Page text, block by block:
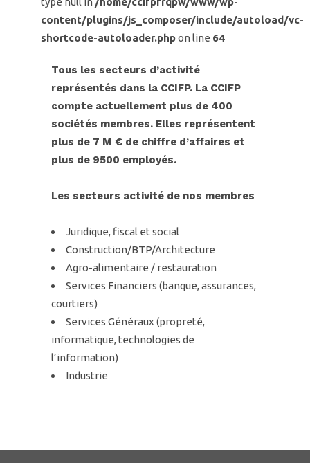
content/plugins/js_composer/include/autoload/vc-
shortcode-autoloader.phpon line 64
Tous les secteurs d’activité
représentés dans la CCIFP. La CCIFP
compte actuellement plus de 400
sociétés membres. Elles représentent
plus de 7 M € de chiffre d’affaires et
plus de 9500 employés.
Les secteurs activité de nos membres
Juridique, fiscal et social
Construction/BTP/Architecture
Agro-alimentaire / restauration
Services Financiers (banque, assurances,
courtiers)
Services Généraux (propreté,
informatique, technologies de
l’information)
Industrie